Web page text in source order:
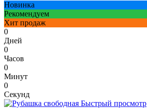
Новинка
Рекомендуем
Хит продаж
0
Дней
0
Часов
0
Минут
0
Секунд
Быстрый просмотр